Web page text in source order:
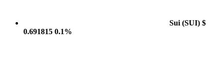
Sui (SUI) $
0.691815 0.1%